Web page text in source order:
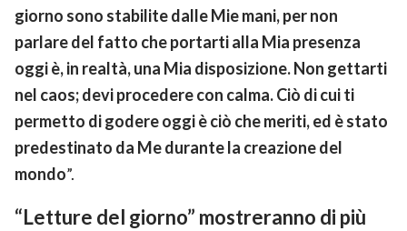
giorno sono stabilite dalle Mie mani, per non
parlare del fatto che portarti alla Mia presenza
oggi è, in realtà, una Mia disposizione. Non gettarti
nel caos; devi procedere con calma. Ciò di cui ti
permetto di godere oggi è ciò che meriti, ed è stato
predestinato da Me durante la creazione del
mondo”.
“Letture del giorno” mostreranno di più